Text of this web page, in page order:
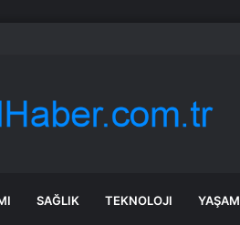
SAĞLIK TEKNOLOJI YAŞAM